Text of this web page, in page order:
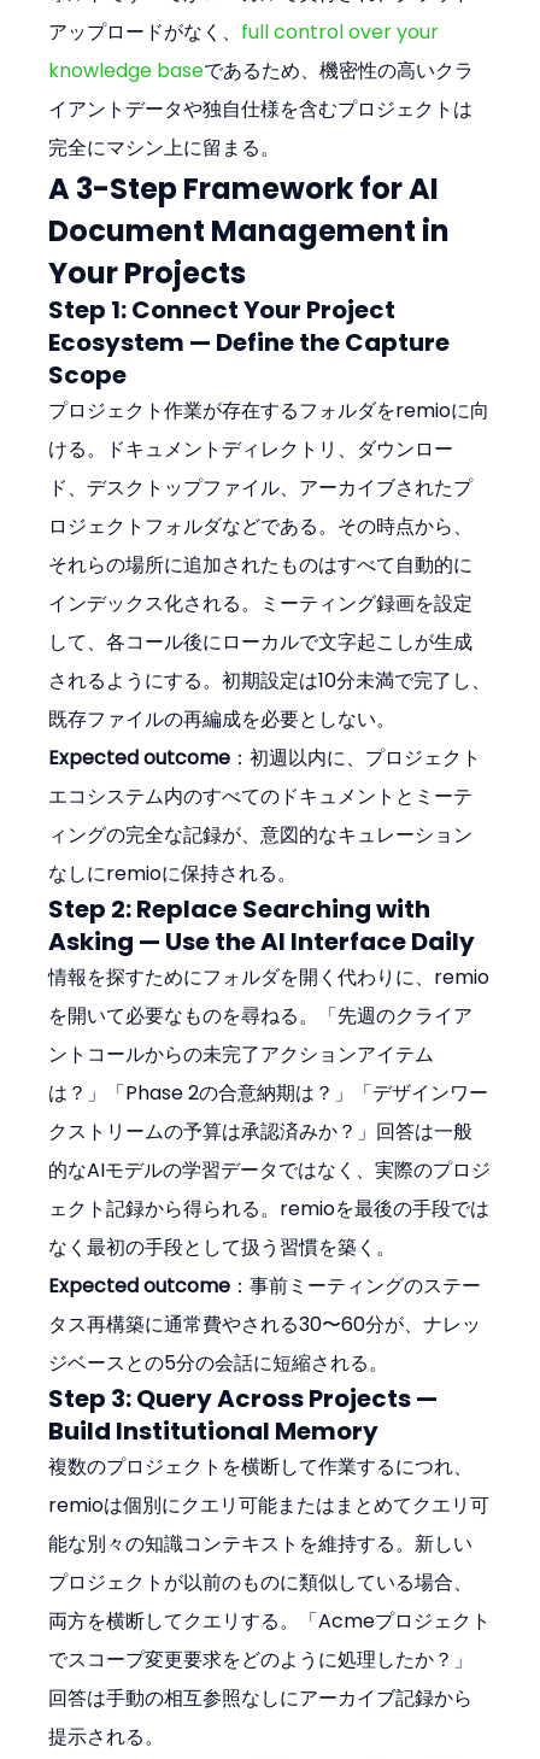
アップロードがなく、 full control over your
knowledge baseであるため、機密性の高いクラ
イアントデータや独自仕様を含むプロジェクトは
完全にマシン上に留まる。
A 3-Step Framework for AI
Document Management in
Your Projects
Step 1: Connect Your Project
Ecosystem — Define the Capture
Scope
プロジェクト作業が存在するフォルダをremioに向
ける。ドキュメントディレクトリ、ダウンロー
ド、デスクトップファイル、アーカイブされたプ
ロジェクトフォルダなどである。その時点から、
それらの場所に追加されたものはすべて自動的に
インデックス化される。ミーティング録画を設定
して、各コール後にローカルで文字起こしが生成
されるようにする。初期設定は10分未満で完了し、
既存ファイルの再編成を必要としない。
Expected outcome ：初週以内に、プロジェクト
エコシステム内のすべてのドキュメントとミーテ
ィングの完全な記録が、意図的なキュレーション
なしにremioに保持される。
Step 2: Replace Searching with
Asking — Use the AI Interface Daily
情報を探すためにフォルダを開く代わりに、remio
を開いて必要なものを尋ねる。「先週のクライア
ントコールからの未完了アクションアイテム
は？」「Phase 2の合意納期は？」「デザインワー
クストリームの予算は承認済みか？」回答は一般
的なAIモデルの学習データではなく、実際のプロジ
ェクト記録から得られる。remioを最後の手段では
なく最初の手段として扱う習慣を築く。
Expected outcome ：事前ミーティングのステー
タス再構築に通常費やされる30〜60分が、ナレッ
ジベースとの5分の会話に短縮される。
Step 3: Query Across Projects —
Build Institutional Memory
複数のプロジェクトを横断して作業するにつれ、
remioは個別にクエリ可能またはまとめてクエリ可
能な別々の知識コンテキストを維持する。新しい
プロジェクトが以前のものに類似している場合、
両方を横断してクエリする。「Acmeプロジェクト
でスコープ変更要求をどのように処理したか？」
回答は手動の相互参照なしにアーカイブ記録から
提示される。